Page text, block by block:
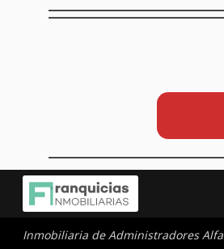
Inmobiliaria de Administradores Alfa